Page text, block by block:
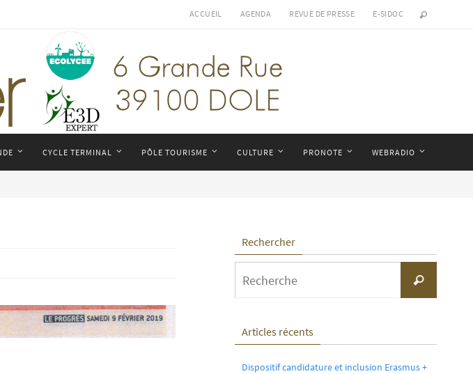
ACCUEIL AGENDA REVUE DE PRESSE E-SIDOC
CYCLE TERMINAL PÔLE TOURISME CULTURE PRONOTE WEBRADIO
Rechercher
Recherche
Articles récents
Dispositif candidature et inclusion Erasmus +